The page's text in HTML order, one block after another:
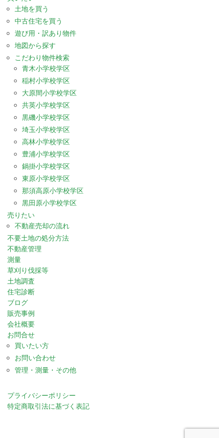
土地を買う
中古住宅を買う
遊び用・訳あり物件
地図から探す
こだわり物件検索
青木小学校学区
稲村小学校学区
大原間小学校学区
共英小学校学区
黒磯小学校学区
埼玉小学校学区
高林小学校学区
豊浦小学校学区
鍋掛小学校学区
東原小学校学区
那須高原小学校学区
黒田原小学校学区
売りたい
不動産売却の流れ
不要土地の処分方法
不動産管理
測量
草刈り伐採等
土地調査
住宅診断
ブログ
販売事例
会社概要
お問合せ
買いたい方
お問い合わせ
管理・測量・その他
プライバシーポリシー
特定商取引法に基づく表記